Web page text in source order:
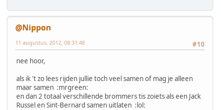
@Nippon
#10
11 augustus, 2012, 08:31:48
nee hoor,
als ik 't zo lees rijden jullie toch veel samen of mag je alleen
maar samen :mrgreen:
en dan 2 totaal verschillende brommers tis zoiets als een Jack
Russel en Sint-Bernard samen uitlaten :lol: